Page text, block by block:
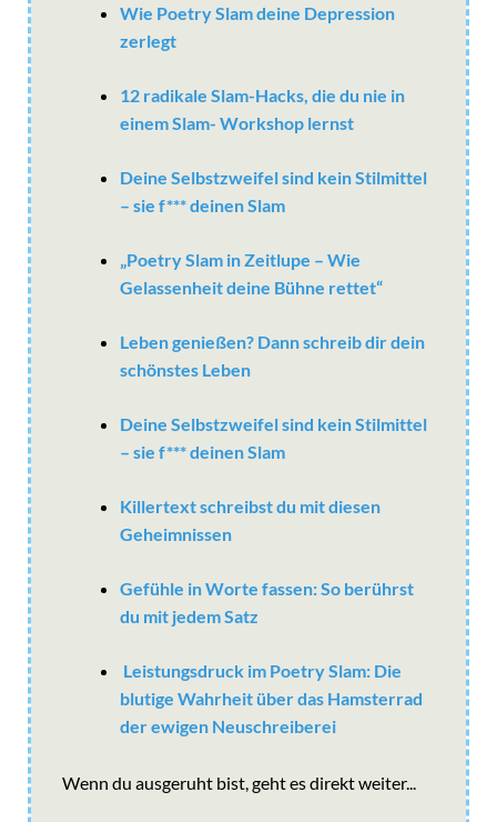
Wie Poetry Slam deine Depression
zerlegt
12 radikale Slam-Hacks, die du nie in
einem Slam- Workshop lernst
Deine Selbstzweifel sind kein Stilmittel
– sie f*** deinen Slam
„Poetry Slam in Zeitlupe – Wie
Gelassenheit deine Bühne rettet“
Leben genießen? Dann schreib dir dein
schönstes Leben
Deine Selbstzweifel sind kein Stilmittel
– sie f*** deinen Slam
Killertext schreibst du mit diesen
Geheimnissen
Gefühle in Worte fassen: So berührst
du mit jedem Satz
Leistungsdruck im Poetry Slam: Die
blutige Wahrheit über das Hamsterrad
der ewigen Neuschreiberei
Wenn du ausgeruht bist, geht es direkt weiter...